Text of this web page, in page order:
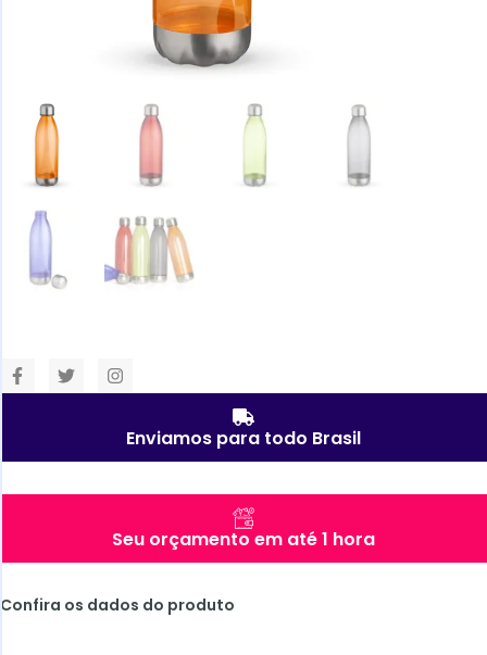
Enviamos para todo Brasil
Seu orçamento em até 1 hora
Confira os dados do produto